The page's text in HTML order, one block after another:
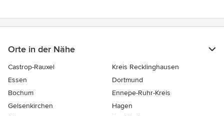
Orte in der Nähe
Castrop-Rauxel
Kreis Recklinghausen
Essen
Dortmund
Bochum
Ennepe-Ruhr-Kreis
Gelsenkirchen
Hagen